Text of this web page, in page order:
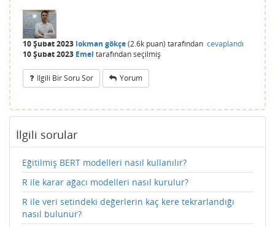
10 Şubat 2023 lokman gökçe(2.6k puan) tarafından cevaplandı
10 Şubat 2023 Emel tarafındanseçilmiş
Ilgili Bir Soru Sor Yorum
İlgili sorular
Eğitilmiş BERT modelleri nasıl kullanılır?
R ile karar ağacı modelleri nasıl kurulur?
R ile veri setindeki değerlerin kaç kere tekrarlandığı
nasıl bulunur?